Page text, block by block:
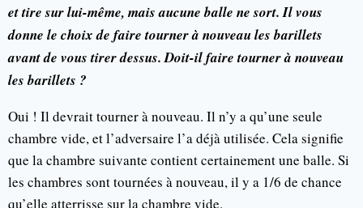
et tire sur lui-même, mais aucune balle ne sort. Il vous
donne le choix de faire tourner à nouveau les barillets
avant de vous tirer dessus. Doit-il faire tourner à nouveau
les barillets ?
Oui ! Il devrait tourner à nouveau. Il n’y a qu’une seule
chambre vide, et l’adversaire l’a déjà utilisée. Cela signifie
que la chambre suivante contient certainement une balle. Si
les chambres sont tournées à nouveau, il y a 1/6 de chance
qu’elle atterrisse sur la chambre vide.